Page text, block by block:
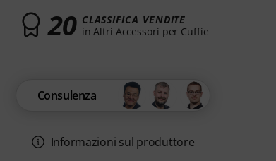
20 CLASSIFICA VENDITE
in Altri Accessori per Cuffie
Consulenza
Informazioni sul produttore